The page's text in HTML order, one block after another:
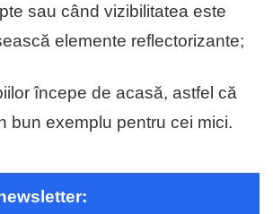
sau când vizibilitatea este
elemente reflectorizante;
începe de acasă, astfel că
bun exemplu pentru cei mici.